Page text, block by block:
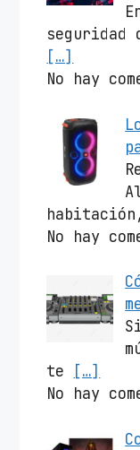
[…]
No hay
No hay
te
[…]
No hay